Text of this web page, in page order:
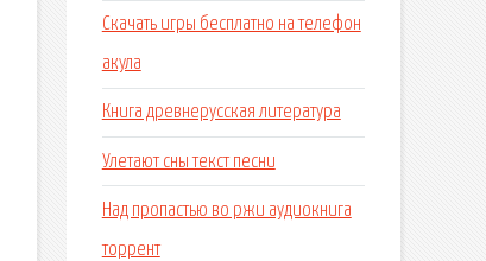
Скачать игры бесплатно на телефон
акула
Книга древнерусская литература
Улетают сны текст песни
Над пропастью во ржи аудиокнига
торрент